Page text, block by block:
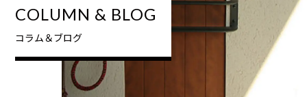
COLUMN & BLOG
コラム＆ブログ